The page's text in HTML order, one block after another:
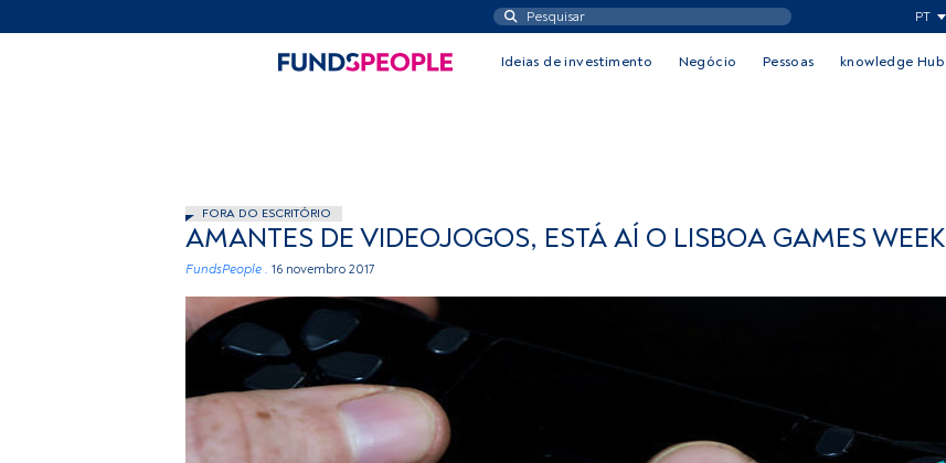
PT
Ideias de investimento Negócio Pessoas knowledge Hub
FORA DO ESCRITÓRIO
AMANTES DE VIDEOJOGOS, ESTÁ AÍ O LISBOA GAMES WEEK
FundsPeople . 16 novembro 2017